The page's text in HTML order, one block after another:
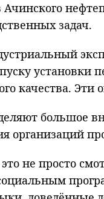
задач.
качества. Эти
большое
не просто